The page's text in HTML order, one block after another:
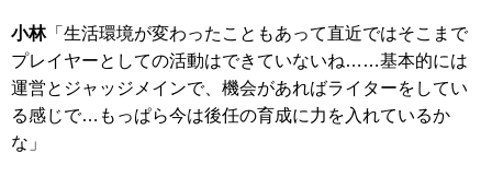
小林「生活環境が変わったこともあって直近ではそこまで
プレイヤーとしての活動はできていないね……基本的には
運営とジャッジメインで、機会があればライターをしてい
る感じで…もっぱら今は後任の育成に力を入れているか
な」